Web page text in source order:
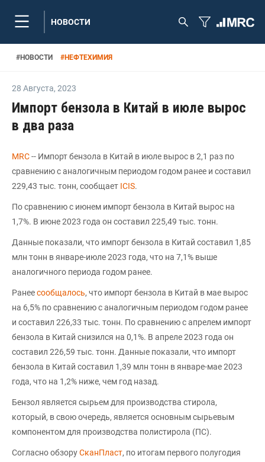
НОВОСТИ
#НОВОСТИ #НЕФТЕХИМИЯ
28 Августа, 2023
Импорт бензола в Китай в июле вырос
в два раза
MRC-- Импорт бензола в Китай в июле вырос в 2,1 раз по
сравнению с аналогичным периодом годом ранее и составил
229,43 тыс. тонн, сообщает ICIS.
По сравнению с июнем импорт бензола в Китай вырос на
1,7%. В июне 2023 года он составил 225,49 тыс. тонн.
Данные показали, что импорт бензола в Китай составил 1,85
млн тонн в январе-июле 2023 года, что на 7,1% выше
аналогичного периода годом ранее.
Ранеесообщалось, что импорт бензола в Китай в мае вырос
на 6,5% по сравнению с аналогичным периодом годом ранее
и составил 226,33 тыс. тонн. По сравнению с апрелем импорт
бензола в Китай снизился на 0,1%. В апреле 2023 года он
составил 226,59 тыс. тонн. Данные показали, что импорт
бензола в Китай составил 1,39 млн тонн в январе-мае 2023
года, что на 1,2% ниже, чем год назад.
Бензол является сырьем для производства стирола,
который, в свою очередь, является основным сырьевым
компонентом для производства полистирола (ПС).
Согласно обзоруСканПласт, по итогам первого полугодия